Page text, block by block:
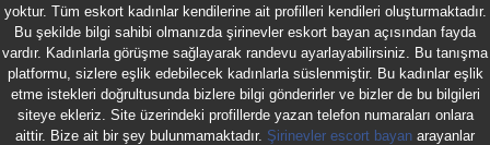
yoktur. Tüm eskort kadınlar kendilerine ait profilleri kendileri oluşturmaktadır.
Bu şekilde bilgi sahibi olmanızda şirinevler eskort bayan açısından fayda
vardır. Kadınlarla görüşme sağlayarak randevu ayarlayabilirsiniz. Bu tanışma
platformu, sizlere eşlik edebilecek kadınlarla süslenmiştir. Bu kadınlar eşlik
etme istekleri doğrultusunda bizlere bilgi gönderirler ve bizler de bu bilgileri
siteye ekleriz. Site üzerindeki profillerde yazan telefon numaraları onlara
aittir. Bize ait bir şey bulunmamaktadır. Şirinevler escort bayan arayanlar